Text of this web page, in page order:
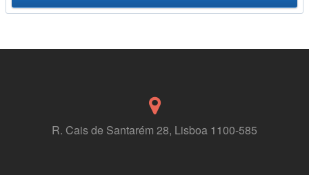
R. Cais de Santarém 28, Lisboa 1100-585